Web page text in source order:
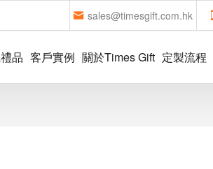
sales@timesgift.com.hk
品 客戶實例 關於Times Gift 定製流程